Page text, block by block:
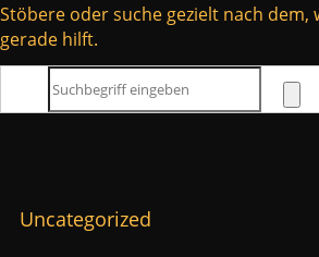
Stöbere oder suche gezielt nach dem,
gerade hilft.
Uncategorized